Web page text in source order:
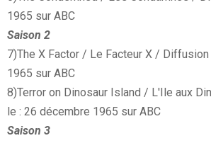
1965 sur ABC
Saison 2
7)The X Factor / Le Facteur X /
1965 sur ABC
8)Terror on Dinosaur Island / L'Ile aux
le : 26 décembre 1965 sur ABC
Saison 3